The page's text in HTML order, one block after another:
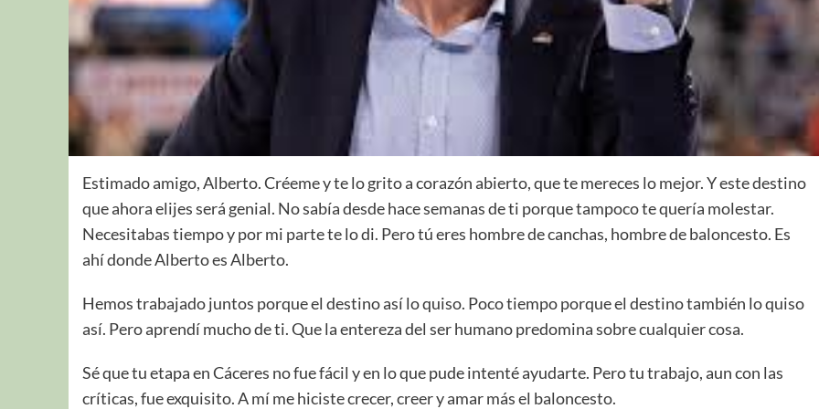
Estimado amigo, Alberto. Créeme y te lo grito a corazón abierto, que te mereces lo mejor. Y este destino
que ahora elijes será genial. No sabía desde hace semanas de ti porque tampoco te quería molestar.
Necesitabas tiempo y por mi parte te lo di. Pero tú eres hombre de canchas, hombre de baloncesto. Es
ahí donde Alberto es Alberto.
Hemos trabajado juntos porque el destino así lo quiso. Poco tiempo porque el destino también lo quiso
así. Pero aprendí mucho de ti. Que la entereza del ser humano predomina sobre cualquier cosa.
Sé que tu etapa en Cáceres no fue fácil y en lo que pude intenté ayudarte. Pero tu trabajo, aun con las
críticas, fue exquisito. A mí me hiciste crecer, creer y amar más el baloncesto.
La entrevista bTactic
mayo 7, 2026
0
Nos hacemos mayores. Vamos creciendo. Tanto así
que el próximo 20 de mayo celebramos nuestro
cuarto cumpleaños. Y todo crecimiento conlleva